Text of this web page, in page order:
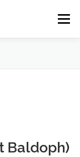
Menu
Baldoph)